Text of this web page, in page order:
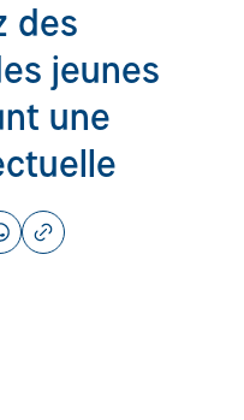
des
jeunes
une
fenêtre)fenêtre)
fenêtre)
(nouvelle fenêtre)
Copier le lien